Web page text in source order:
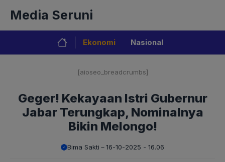
isi
Media Seruni
Ekonomi Nasional
[aioseo_breadcrumbs]
Geger! Kekayaan Istri Gubernur
Jabar Terungkap, Nominalnya
Bikin Melongo!
Bima Sakti 16-10-2025 - 16.06